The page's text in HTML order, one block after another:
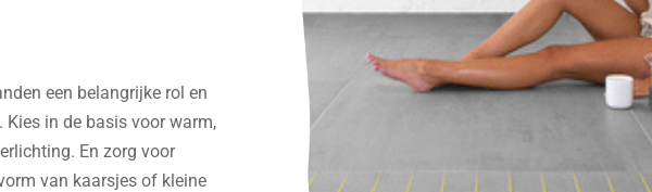
een belangrijke rol en
in de basis voor warm,
En zorg voor
van kaarsjes of kleine